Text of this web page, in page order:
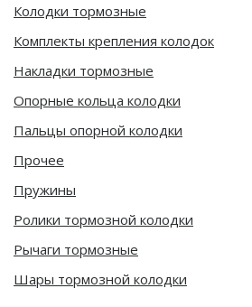
Колодки тормозные
Комплекты крепления колодок
Накладки тормозные
Опорные кольца колодки
Пальцы опорной колодки
Прочее
Пружины
Ролики тормозной колодки
Рычаги тормозные
Шары тормозной колодки